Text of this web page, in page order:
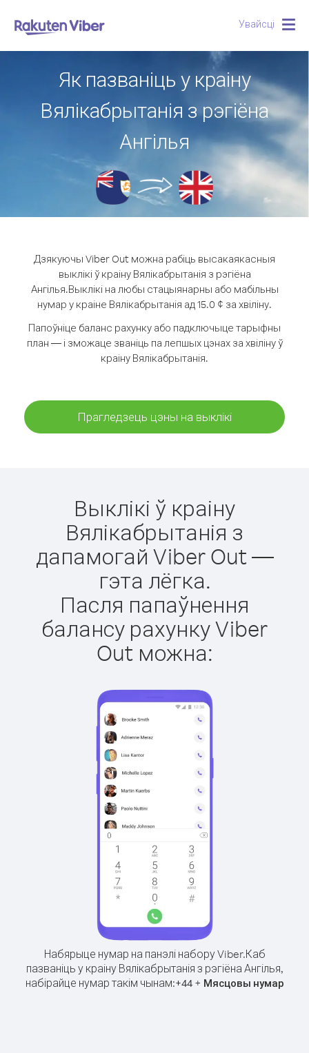
Увайсці
Як пазваніць у краіну
Вялікабрытанія з рэгіёна
Ангілья
Дзякуючы Viber Out можна рабіць высакаякасныя
выклікі ў краіну Вялікабрытанія з рэгіёна
Ангілья.Выклікі на любы стацыянарны або мабільны
нумар у краіне Вялікабрытанія ад 15.0 ¢ за хвіліну.
Папоўніце баланс рахунку або падключыце тарыфны
план — і зможаце званіць па лепшых цэнах за хвіліну ў
краіну Вялікабрытанія.
Прагледзець цэны на выклікі
Выклікі ў краіну
Вялікабрытанія з
дапамогай Viber Out —
гэта лёгка.
Пасля папаўнення
балансу рахунку Viber
Out можна:
Набярыце нумар на панэлі набору Viber.Каб
пазваніць у краіну Вялікабрытанія з рэгіёна Ангілья,
набірайце нумар такім чынам:+44+ Мясцовы нумар